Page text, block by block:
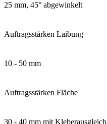
25 mm, 45° abgewinkelt
Auftragsstärken Laibung
10 - 50 mm
Auftragsstärken Fläche
30 - 40 mm mit Kleberausgleich